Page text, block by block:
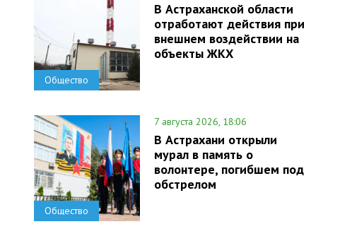
Общество
В Астраханской области
отработают действия при
внешнем воздействии на
объекты ЖКХ
Общество
7 августа 2026, 18:06
В Астрахани открыли
мурал в память о
волонтере, погибшем под
обстрелом